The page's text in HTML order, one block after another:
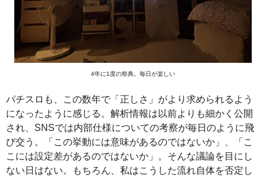
4年に1度の祭典。毎日が楽しい
パチスロも、この数年で「正しさ」がより求められるよう
になったように感じる。解析情報は以前よりも細かく公開
され、SNSでは内部仕様についての考察が毎日のように飛
び交う。「この挙動には意味があるのではないか」、「こ
こには設定差があるのではないか」。そんな議論を目にし
ない日はない。もちろん、私はこうした流れ自体を否定し